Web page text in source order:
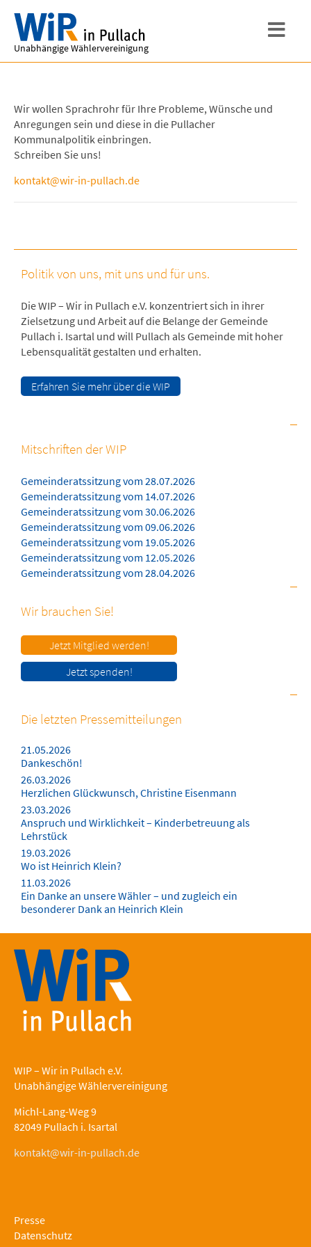
Unabhängige Wählervereinigung
Wir wollen Sprachrohr für Ihre Probleme, Wünsche und
Anregungen sein und diese in die Pullacher
Kommunalpolitik einbringen.
Schreiben Sie uns!
kontakt@wir-in-pullach.de
Politik von uns, mit uns und für uns.
Die WIP – Wir in Pullach e.V. konzentriert sich in ihrer
Zielsetzung und Arbeit auf die Belange der Gemeinde
Pullach i. Isartal und will Pullach als Gemeinde mit hoher
Lebensqualität gestalten und erhalten.
Erfahren Sie mehr über die WIP
Mitschriften der WIP
Gemeinderatssitzung vom 28.07.2026
Gemeinderatssitzung vom 14.07.2026
Gemeinderatssitzung vom 30.06.2026
Gemeinderatssitzung vom 09.06.2026
Gemeinderatssitzung vom 19.05.2026
Gemeinderatssitzung vom 12.05.2026
Gemeinderatssitzung vom 28.04.2026
Wir brauchen Sie!
Jetzt Mitglied werden!
Jetzt spenden!
Die letzten Pressemitteilungen
21.05.2026
Dankeschön!
26.03.2026
Herzlichen Glückwunsch, Christine Eisenmann
23.03.2026
Anspruch und Wirklichkeit – Kinderbetreuung als
Lehrstück
19.03.2026
Wo ist Heinrich Klein?
11.03.2026
Ein Danke an unsere Wähler – und zugleich ein
besonderer Dank an Heinrich Klein
WIP – Wir in Pullach e.V.
Unabhängige Wählervereinigung
Michl-Lang-Weg 9
82049 Pullach i. Isartal
kontakt@wir-in-pullach.de
Presse
Datenschutz